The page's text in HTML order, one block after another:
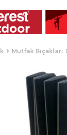
Mutfak Bıçakları